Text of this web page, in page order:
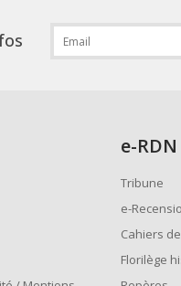
e-RDN
Tribune
e-
Cahiers
Florilège